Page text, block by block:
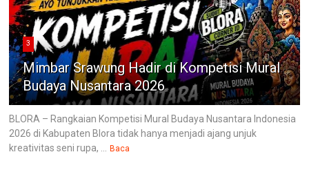
3
Mimbar Srawung Hadir di Kompetisi Mural
Budaya Nusantara 2026
BLORA – Rangkaian Kompetisi Mural Budaya Nusantara Indonesia
2026 di Kabupaten Blora tidak hanya menjadi ajang unjuk
kreativitas seni rupa, ...
Baca